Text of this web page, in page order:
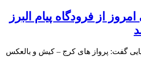
از فرودگاه پیام البرز
گفت: پرواز های کرج – کیش و بالعکس